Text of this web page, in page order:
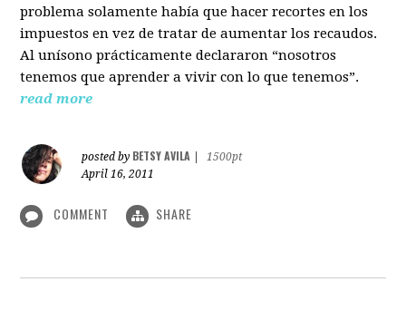
problema solamente había que hacer recortes en los
impuestos en vez de tratar de aumentar los recaudos.
Al unísono prácticamente declararon “nosotros
tenemos que aprender a vivir con lo que tenemos”.
read more
posted by BETSY AVILA
1500pt
April 16, 2011
COMMENT SHARE